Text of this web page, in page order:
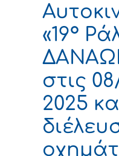
«19°
στις
2025